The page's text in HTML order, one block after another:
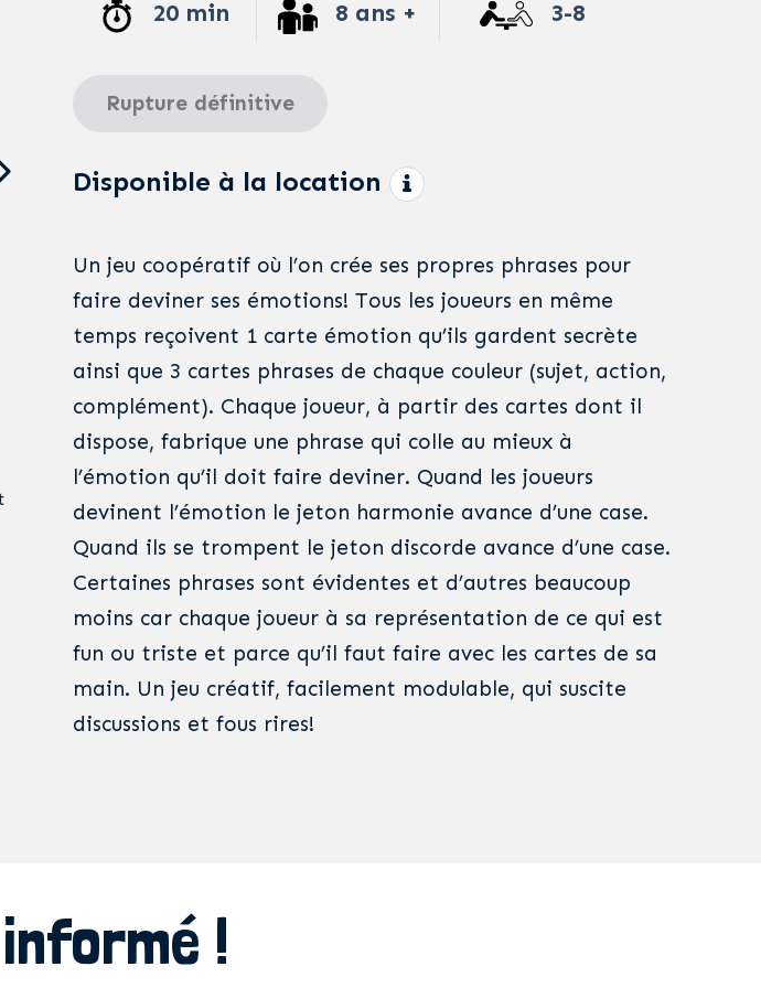
20 min 8 ans + 3-8
Rupture définitive
Disponible à la location
Un jeu coopératif où l’on crée ses propres phrases pour
faire deviner ses émotions! Tous les joueurs en même
temps reçoivent 1 carte émotion qu’ils gardent secrète
ainsi que 3 cartes phrases de chaque couleur (sujet, action,
complément). Chaque joueur, à partir des cartes dont il
dispose, fabrique une phrase qui colle au mieux à
l’émotion qu’il doit faire deviner. Quand les joueurs
devinent l’émotion le jeton harmonie avance d’une case.
Quand ils se trompent le jeton discorde avance d’une case.
Certaines phrases sont évidentes et d’autres beaucoup
moins car chaque joueur à sa représentation de ce qui est
fun ou triste et parce qu’il faut faire avec les cartes de sa
main. Un jeu créatif, facilement modulable, qui suscite
discussions et fous rires!
!